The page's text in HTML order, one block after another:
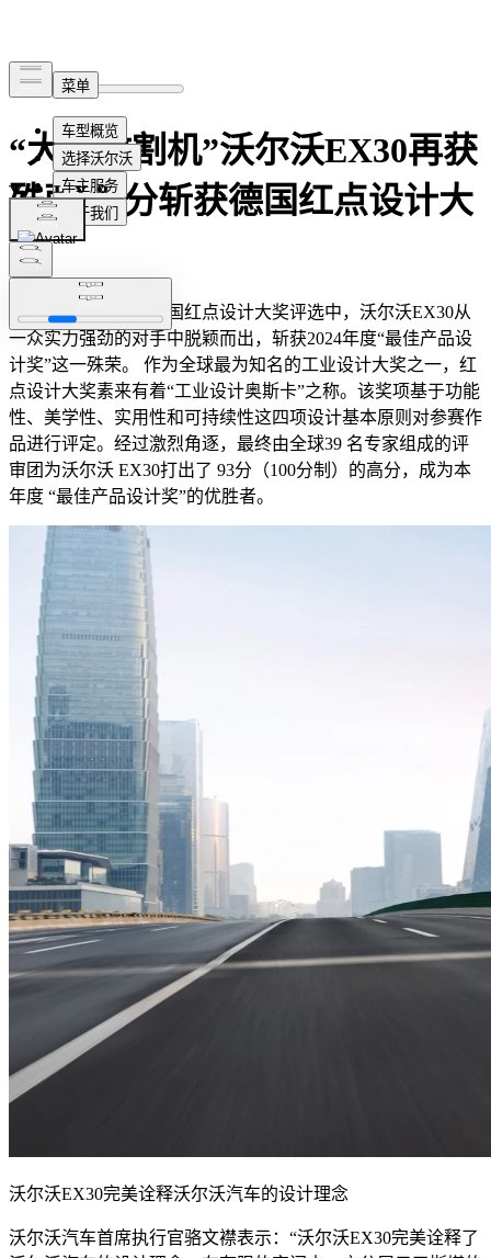
“大奖收割机”沃尔沃EX30再获
殊荣 高分斩获德国红点设计大
奖
在刚结束的本年度德国红点设计大奖评选中，沃尔沃EX30从
一众实力强劲的对手中脱颖而出，斩获2024年度“最佳产品设
计奖”这一殊荣。 作为全球最为知名的工业设计大奖之一，红
点设计大奖素来有着“工业设计奥斯卡”之称。该奖项基于功能
性、美学性、实用性和可持续性这四项设计基本原则对参赛作
品进行评定。经过激烈角逐，最终由全球39 名专家组成的评
审团为沃尔沃 EX30打出了 93分（100分制）的高分，成为本
年度 “最佳产品设计奖”的优胜者。
沃尔沃EX30完美诠释沃尔沃汽车的设计理念
沃尔沃汽车首席执行官骆文襟表示：“沃尔沃EX30完美诠释了